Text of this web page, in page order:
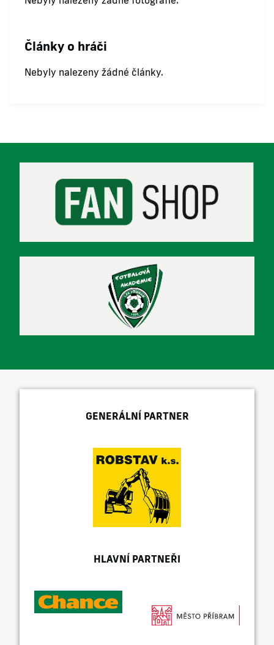
Články o hráči
Nebyly nalezeny žádné články.
GENERÁLNÍ PARTNER
HLAVNÍ PARTNEŘI